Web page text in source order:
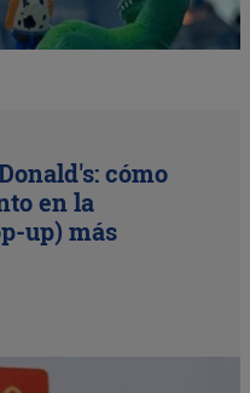
cómo
en la
up) más